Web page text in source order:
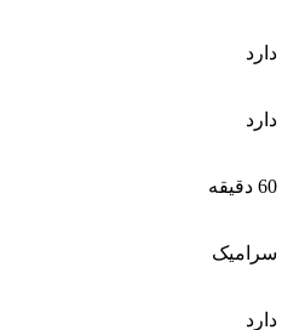
دارد
دارد
60 دقیقه
سرامیک
دارد